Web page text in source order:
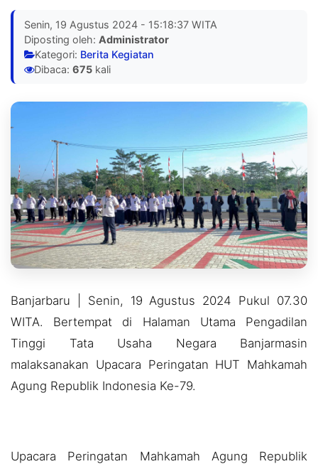
Senin, 19 Agustus 2024 - 15:18:37 WITA
Diposting oleh: Administrator
Kategori: Berita Kegiatan
Dibaca: 675 kali
Banjarbaru | Senin, 19 Agustus 2024 Pukul 07.30
WITA. Bertempat di Halaman Utama Pengadilan
Tinggi Tata Usaha Negara Banjarmasin
malaksanakan Upacara Peringatan HUT Mahkamah
Agung Republik Indonesia Ke-79.
Upacara Peringatan Mahkamah Agung Republik